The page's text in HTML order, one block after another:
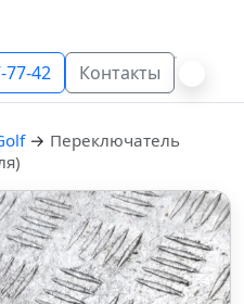
77-42 Контакты
→ Переключатель